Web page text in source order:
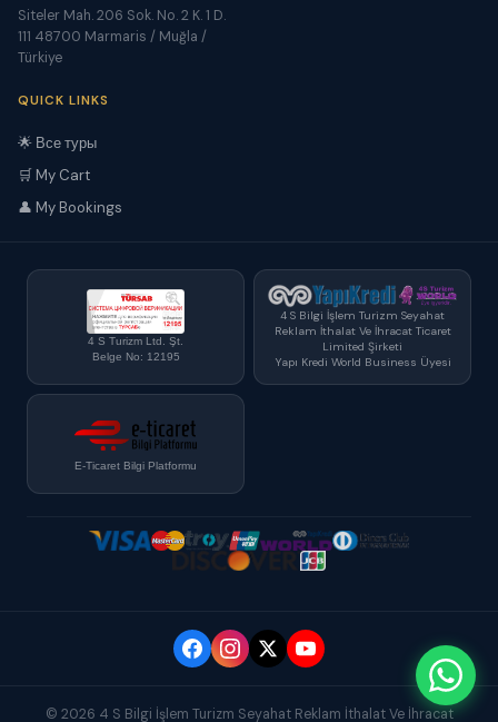
Siteler Mah. 206 Sok. No. 2 K. 1 D.
111 48700 Marmaris / Muğla /
Türkiye
QUICK LINKS
🌟 Все туры
🛒 My Cart
👤 My Bookings
4 S Turizm Ltd. Şt.
Belge No: 12195
4 S Bilgi İşlem Turizm Seyahat
Reklam İthalat Ve İhracat Ticaret
Limited Şirketi
Yapı Kredi World Business Üyesi
E-Ticaret Bilgi Platformu
© 2026 4 S Bilgi İşlem Turizm Seyahat Reklam İthalat Ve İhracat